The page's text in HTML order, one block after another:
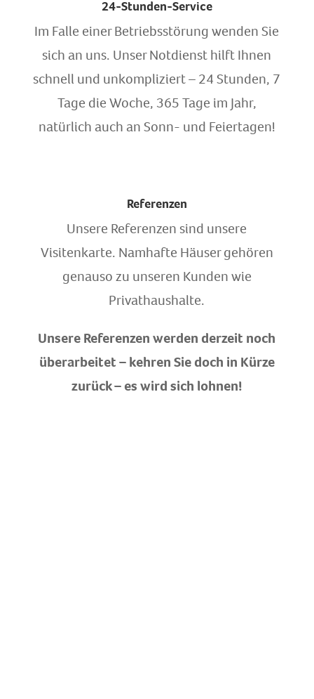
24-Stunden-Service
Im Falle einer Betriebsstörung wenden Sie
sich an uns. Unser Notdienst hilft Ihnen
schnell und unkompliziert – 24 Stunden, 7
Tage die Woche, 365 Tage im Jahr,
natürlich auch an Sonn- und Feiertagen!
Referenzen
Unsere Referenzen sind unsere
Visitenkarte. Namhafte Häuser gehören
genauso zu unseren Kunden wie
Privathaushalte.
Unsere Referenzen werden derzeit noch
überarbeitet – kehren Sie doch in Kürze
zurück – es wird sich lohnen!